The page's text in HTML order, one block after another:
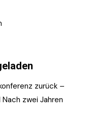
zurück –
zwei Jahren